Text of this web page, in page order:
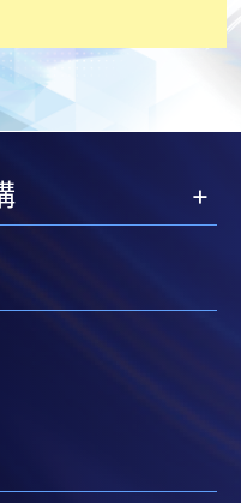
個別課程或有其他額
職員。
取錄，學員不得轉讀
可酌情處理。轉讀申
本票、付款收據或個
線支票交回本學院。
。支票抬頭註明「香